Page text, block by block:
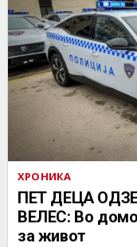
ХРОНИКА
ПЕТ ДЕЦА
ВЕЛЕС: Во
за живот